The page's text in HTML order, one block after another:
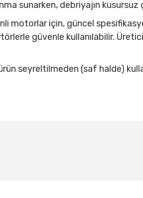
sunarken, debriyajın kusursuz
motorlar için, güncel
güvenle kullanılabilir.
seyreltilmeden (saf halde)